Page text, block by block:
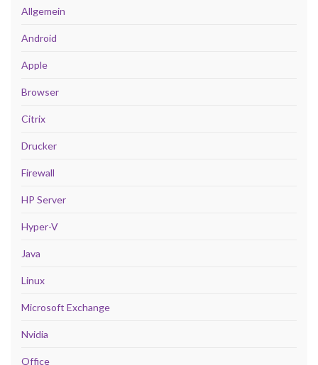
Allgemein
Android
Apple
Browser
Citrix
Drucker
Firewall
HP Server
Hyper-V
Java
Linux
Microsoft Exchange
Nvidia
Office